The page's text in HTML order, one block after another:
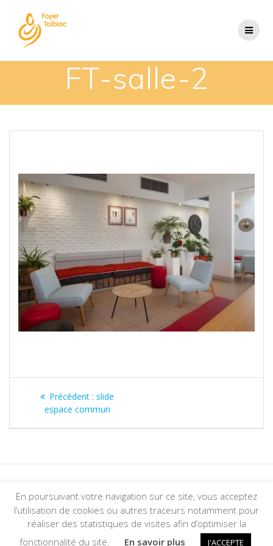
FT-salle-2
Précédent : slide
espace commun
© 2026 Foyer Tolbiac. Construit avec WordPress et lethème
Mesmerize
En poursuivant votre navigation sur ce site, vous acceptez
l’utilisation de cookies ou autres traceurs notamment pour
réaliser des statistiques de visites afin d’optimiser la
fonctionnalité du site.
En savoir plus J'ACCEPTE